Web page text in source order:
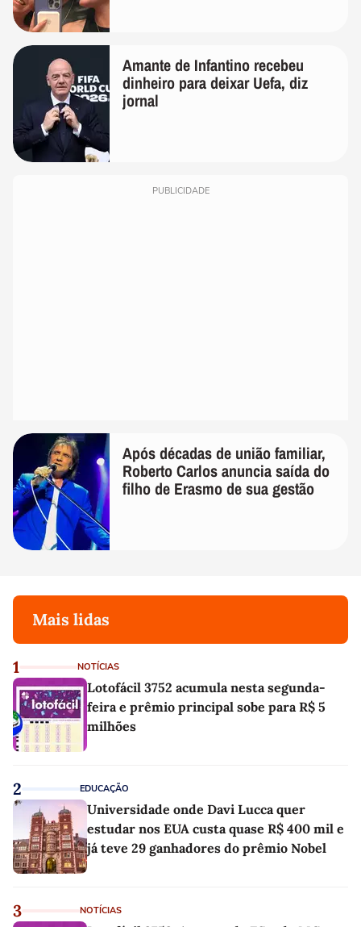
Amante de Infantino recebeu
dinheiro para deixar Uefa, diz
jornal
PUBLICIDADE
Após décadas de união familiar,
Roberto Carlos anuncia saída do
filho de Erasmo de sua gestão
Mais lidas
1 NOTÍCIAS
Lotofácil 3752 acumula nesta segunda-
feira e prêmio principal sobe para R$ 5
milhões
2 EDUCAÇÃO
Universidade onde Davi Lucca quer
estudar nos EUA custa quase R$ 400 mil e
já teve 29 ganhadores do prêmio Nobel
3 NOTÍCIAS